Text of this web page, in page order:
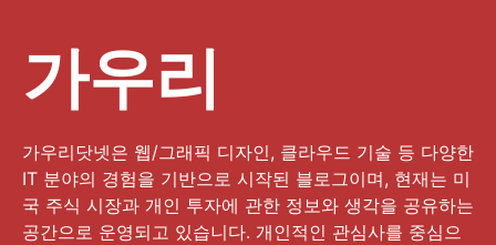
가우리
가우리닷넷은 웹/그래픽 디자인, 클라우드 기술 등 다양한
IT 분야의 경험을 기반으로 시작된 블로그이며, 현재는 미
국 주식 시장과 개인 투자에 관한 정보와 생각을 공유하는
공간으로 운영되고 있습니다. 개인적인 관심사를 중심으